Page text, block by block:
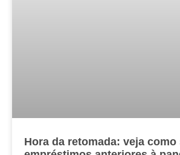
Hora da retomada: veja